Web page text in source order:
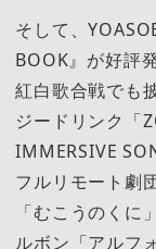
そして、
BOOK』が好評
紅白歌合戦でも
ジードリンク「
IMMERSIVE
フルリモート劇
「むこうのく
ルボン「アルフ